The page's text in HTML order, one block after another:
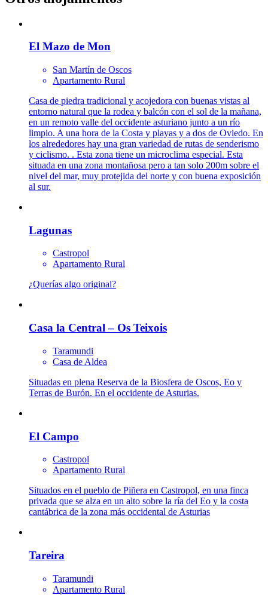
El Mazo de Mon
San Martín de Oscos
Apartamento Rural
Casa de piedra tradicional y acojedora con buenas vistas al
entorno natural que la rodea y balcón con el sol de la mañana,
en un remoto valle del occidente asturiano junto a un río
limpio. A una hora de la Costa y playas y a dos de Oviedo. En
los alrededores hay una gran variedad de rutas de senderismo
y ciclismo. . Esta zona tiene un microclima especial. Esta
situada en una zona montañosa pero a tan solo 200m sobre el
nivel del mar, muy protejida del norte y con buena exposición
al sur.
Lagunas
Castropol
Apartamento Rural
¿Querías algo original?
Casa la Central – Os Teixois
Taramundi
Casa de Aldea
Situadas en plena Reserva de la Biosfera de Oscos, Eo y
Terras de Burón. En el occidente de Asturias.
El Campo
Castropol
Apartamento Rural
Situados en el pueblo de Piñera en Castropol, en una finca
privada que se alza en un alto sobre la ría del Eo y la costa
cantábrica de la zona más occidental de Asturias
Tareira
Taramundi
Apartamento Rural